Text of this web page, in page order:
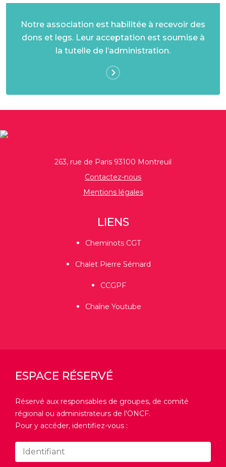
Notre association est habilitée à recevoir des
dons et legs. Leur acceptation est soumise à
la tutelle de l’administration.
263, rue de Paris 93100 Montreuil
Contactez-nous
Mentions légales
LIENS
Cheminots CGT
Chalet Pierre Sémard
CCGPF
Chaîne Youtube
ESPACE RÉSERVÉ
Réservé aux responsables de groupes, de comité
régional ou administrateurs de l'ONCF.
Pour y accéder, identifiez-vous :